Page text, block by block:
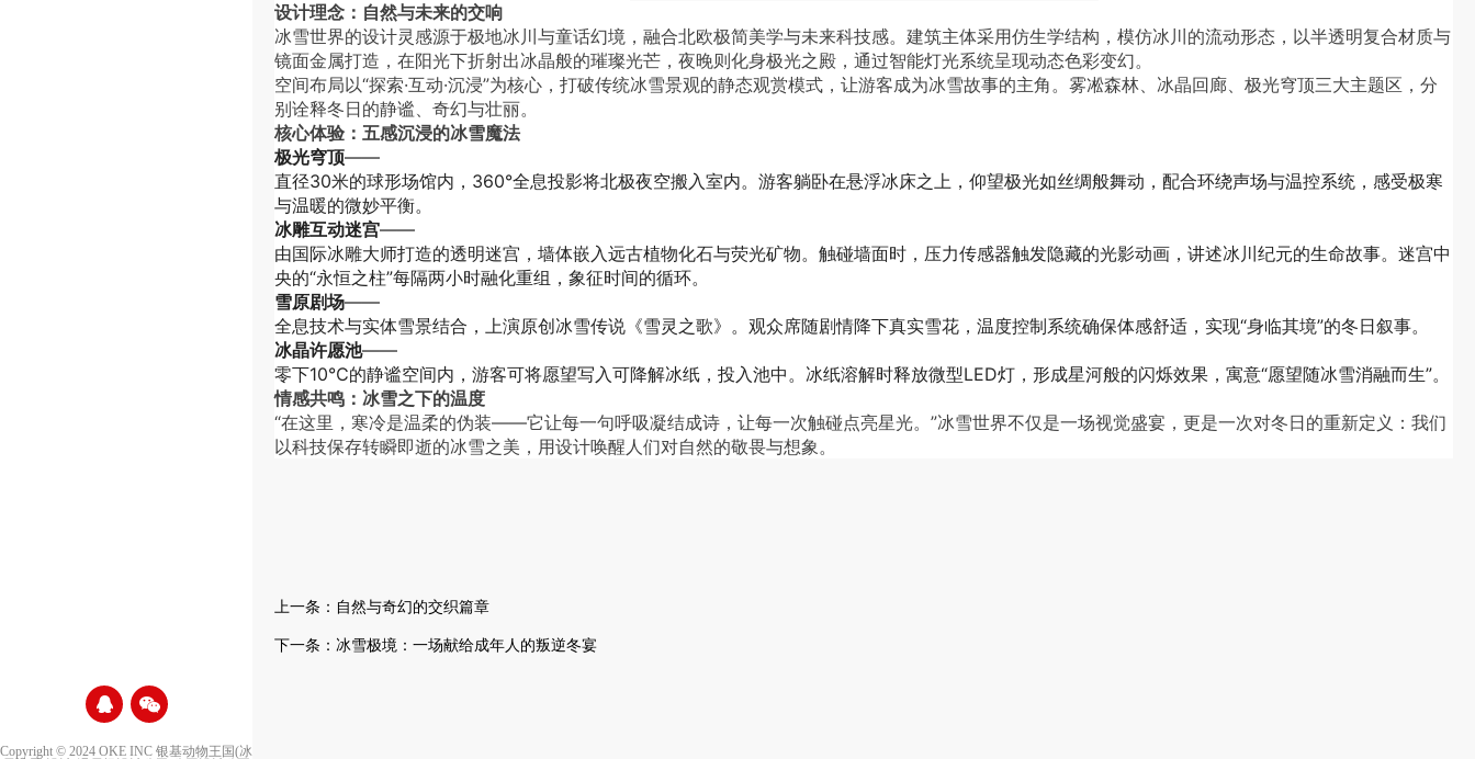
Copyright © 2024 OKE INC 银基动物王国(冰
设计理念：自然与未来的交响
冰雪世界的设计灵感源于极地冰川与童话幻境，融合北欧极简美学与未来科技感。建筑主体采用仿生学结构，模仿冰川的流动形态，以半透明复合材质与
镜面金属打造，在阳光下折射出冰晶般的璀璨光芒，夜晚则化身极光之殿，通过智能灯光系统呈现动态色彩变幻。
空间布局以“探索·互动·沉浸”为核心，打破传统冰雪景观的静态观赏模式，让游客成为冰雪故事的主角。雾凇森林、冰晶回廊、极光穹顶三大主题区，分
别诠释冬日的静谧、奇幻与壮丽。
核心体验：五感沉浸的冰雪魔法
极光穹顶——
直径30米的球形场馆内，360°全息投影将北极夜空搬入室内。游客躺卧在悬浮冰床之上，仰望极光如丝绸般舞动，配合环绕声场与温控系统，感受极寒
与温暖的微妙平衡。
冰雕互动迷宫——
由国际冰雕大师打造的透明迷宫，墙体嵌入远古植物化石与荧光矿物。触碰墙面时，压力传感器触发隐藏的光影动画，讲述冰川纪元的生命故事。迷宫中
央的“永恒之柱”每隔两小时融化重组，象征时间的循环。
雪原剧场——
全息技术与实体雪景结合，上演原创冰雪传说《雪灵之歌》。观众席随剧情降下真实雪花，温度控制系统确保体感舒适，实现“身临其境”的冬日叙事。
冰晶许愿池——
零下10℃的静谧空间内，游客可将愿望写入可降解冰纸，投入池中。冰纸溶解时释放微型LED灯，形成星河般的闪烁效果，寓意“愿望随冰雪消融而生”。
情感共鸣：冰雪之下的温度
“在这里，寒冷是温柔的伪装——它让每一句呼吸凝结成诗，让每一次触碰点亮星光。”冰雪世界不仅是一场视觉盛宴，更是一次对冬日的重新定义：我们
以科技保存转瞬即逝的冰雪之美，用设计唤醒人们对自然的敬畏与想象。
上一条： 自然与奇幻的交织篇章
下一条： 冰雪极境：一场献给成年人的叛逆冬宴